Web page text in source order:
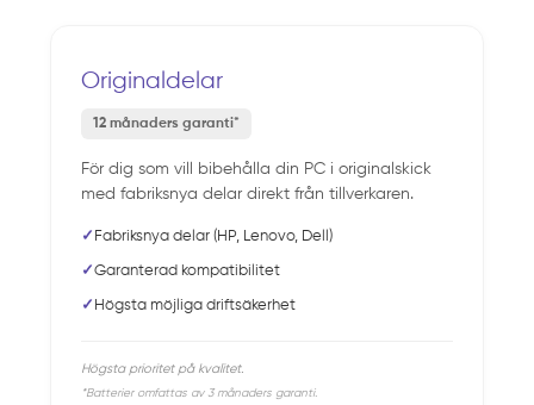
Originaldelar
12 månaders garanti*
För dig som vill bibehålla din PC i originalskick
med fabriksnya delar direkt från tillverkaren.
✓ Fabriksnya delar (HP, Lenovo, Dell)
✓Garanterad kompatibilitet
✓ Högsta möjliga driftsäkerhet
Högsta prioritet på kvalitet.
*Batterier omfattas av 3 månaders garanti.